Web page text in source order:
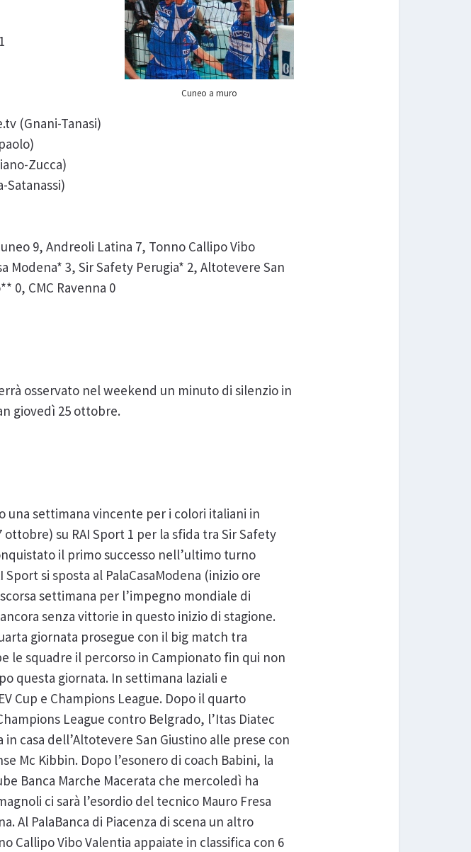
Cuneo a muro
(Gnani-Tanasi)
Zucca)
Satanassi)
9, Andreoli Latina 7, Tonno Callipo Vibo
Modena* 3, Sir Safety Perugia* 2, Altotevere San
0, CMC Ravenna 0
osservato nel weekend un minuto di silenzio in
giovedì 25 ottobre.
una settimana vincente per i colori italiani in
ottobre) su RAI Sport 1 per la sfida tra Sir Safety
il primo successo nell’ultimo turno
si sposta al PalaCasaModena (inizio ore
settimana per l’impegno mondiale di
senza vittorie in questo inizio di stagione.
giornata prosegue con il big match tra
le squadre il percorso in Campionato fin qui non
questa giornata. In settimana laziali e
Cup e Champions League. Dopo il quarto
League contro Belgrado, l’Itas Diatec
casa dell’Altotevere San Giustino alle prese con
Mc Kibbin. Dopo l’esonero di coach Babini, la
Banca Marche Macerata che mercoledì ha
ci sarà l’esordio del tecnico Mauro Fresa
Al PalaBanca di Piacenza di scena un altro
Callipo Vibo Valentia appaiate in classifica con 6